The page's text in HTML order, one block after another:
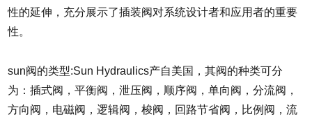
性的延伸，充分展示了插装阀对系统设计者和应用者的重要
性。
sun阀的类型:Sun Hydraulics产自美国，其阀的种类可分
为：插式阀，平衡阀，泄压阀，顺序阀，单向阀，分流阀，
方向阀，电磁阀，逻辑阀，梭阀，回路节省阀，比例阀，流